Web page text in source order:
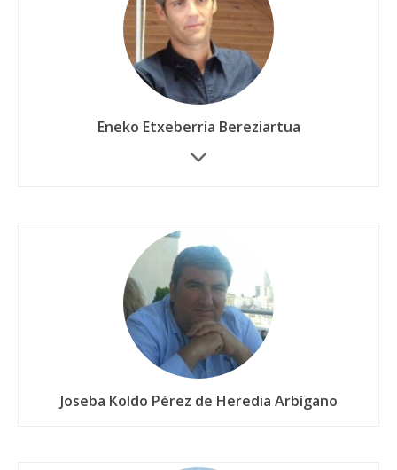
Eneko Etxeberria Bereziartua
Joseba Koldo Pérez de Heredia Arbígano